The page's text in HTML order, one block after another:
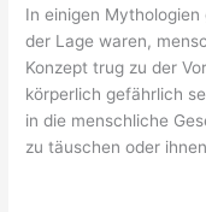
In einigen
der Lage waren,
Konzept trug zu der
körperlich gefährlich
in die menschliche
zu täuschen oder